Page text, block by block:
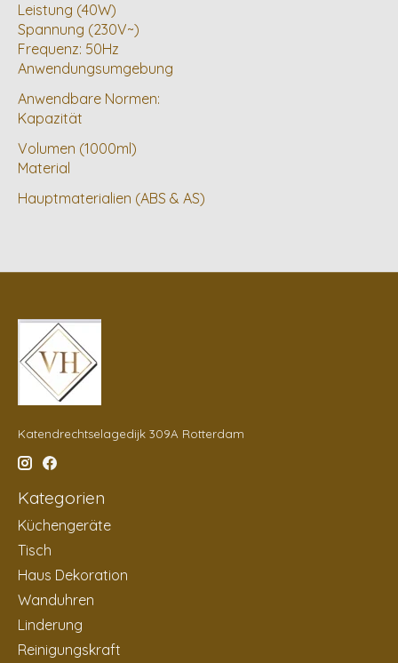
Leistung (40W)
Spannung (230V~)
Frequenz: 50Hz
Anwendungsumgebung
Anwendbare Normen:
Kapazität
Volumen (1000ml)
Material
Hauptmaterialien (ABS & AS)
Katendrechtselagedijk 309A Rotterdam
Kategorien
Küchengeräte
Tisch
Haus Dekoration
Wanduhren
Linderung
Reinigungskraft